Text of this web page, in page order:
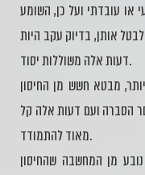
או עובדתי ועל כן, השומע
אותן, בדיוק עקב היות
דעות אלה משוללות יסוד.
מבטא חשש מן החיסון
הסברה ועם דעות אלה קל
מאוד להתמודד.
מן המחשבה שהחיסון